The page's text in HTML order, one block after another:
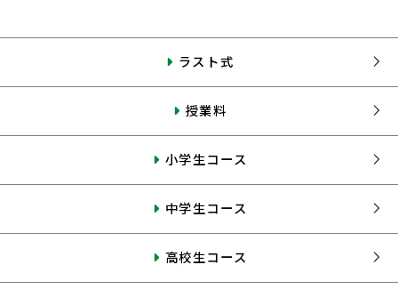
ラスト式
授業料
小学生コース
中学生コース
高校生コース